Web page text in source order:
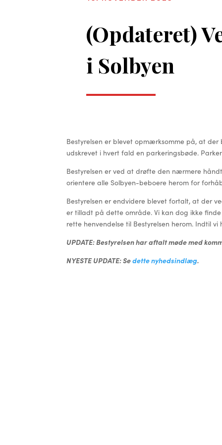
(Opdateret)
i Solbyen
Bestyrelsen er blevet opmærksomme på, at
udskrevet i hvert fald en parkeringsbøde.
Bestyrelsen er ved at drøfte den nærmere
orientere alle Solbyen-beboere herom for
Bestyrelsen er endvidere blevet fortalt, at der
er tilladt på dette område. Vi kan dog ikke
rette henvendelse til Bestyrelsen herom. Indtil
UPDATE: Bestyrelsen har aftalt møde med
NYESTE UPDATE: Sedette nyhedsindlæg.